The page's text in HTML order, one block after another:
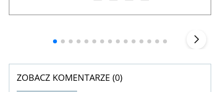
Andrzej i Marta Sterniccy Marta i
ZOBACZ KOMENTARZE (0)